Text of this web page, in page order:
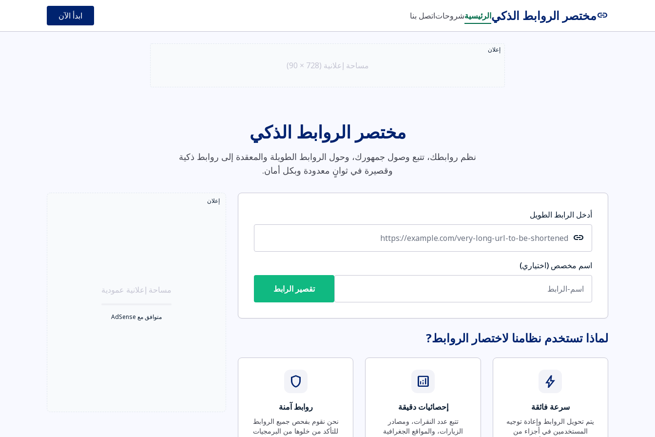
linkمختصر الروابط الذكيالرئيسيةشروحاتاتصل بنا ابدأ الآن
إعلان
مساحة إعلانية (728 × 90)
مختصر الروابط الذكي
نظم روابطك، تتبع وصول جمهورك، وحول الروابط الطويلة والمعقدة إلى روابط ذكية
وقصيرة في ثوانٍ معدودة وبكل أمان.
أدخل الرابط الطويل
link
اسم مخصص (اختياري)
تقصير الرابط
لماذا تستخدم نظامنا لاختصار الروابط?
bolt
سرعة فائقة
يتم تحويل الروابط وإعادة توجيه
المستخدمين في أجزاء من
analytics
إحصائيات دقيقة
تتبع عدد النقرات، ومصادر
الزيارات، والمواقع الجغرافية
shield
روابط آمنة
نحن نقوم بفحص جميع الروابط
للتأكد من خلوها من البرمجيات
إعلان
مساحة إعلانية عمودية
متوافق مع AdSense